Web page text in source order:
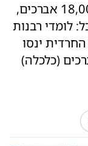
שר האוצר ליברמן רצה לפגוע ב-18,000 אברכים,
לומדי רבנות
ינסו
(כלכלה)